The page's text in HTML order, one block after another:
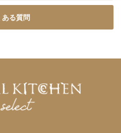
ある質問